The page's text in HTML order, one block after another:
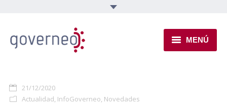
MENÚ
21/12/2020
Actualidad, InfoGoverneo, Novedades